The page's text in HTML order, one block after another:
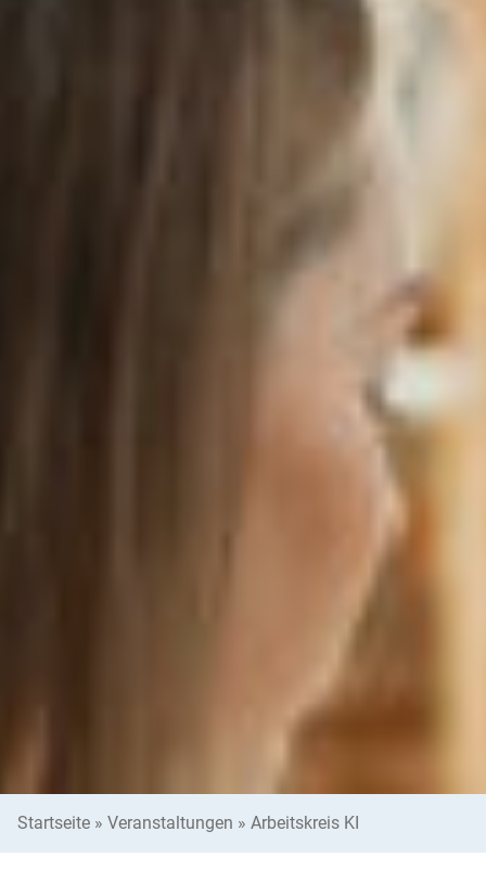
Startseite » Veranstaltungen » Arbeitskreis KI